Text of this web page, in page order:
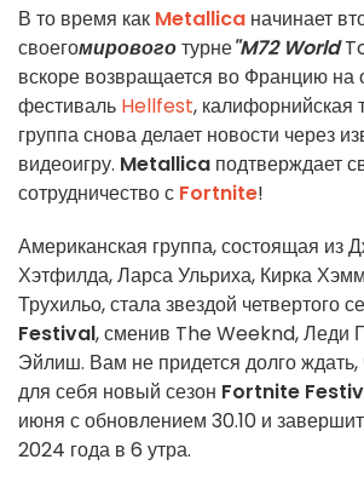
В то время как Metallica начинает
своегомировоготурне"M72 World
вскоре возвращается во Францию на
фестиваль Hellfest, калифорнийская
группа снова делает новости через
видеоигру. Metallica подтверждает
сотрудничество с Fortnite!
Американская группа, состоящая из
Хэтфилда, Ларса Ульриха, Кирка
Трухильо, стала звездой четвертого
Festival, сменив The Weeknd, Леди
Эйлиш. Вам не придется долго ждать,
для себя новый сезон Fortnite
июня с обновлением 30.10 и
2024 года в 6 утра.